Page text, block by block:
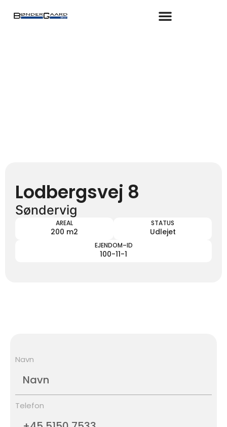
Lodbergsvej 8
Søndervig
AREAL
200 m2
STATUS
Udlejet
EJENDOM–ID
100-11-1
Navn
Telefon